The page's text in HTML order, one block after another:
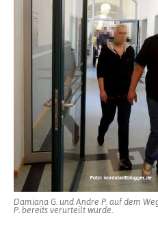
Damiana G. und Andre P. auf dem
P. bereits verurteilt wurde.